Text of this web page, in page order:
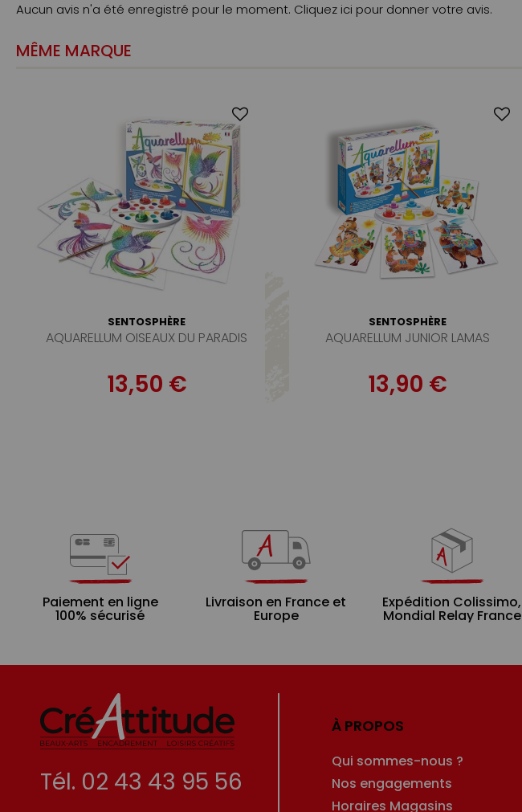
Aucun avis n'a été enregistré pour le moment. Cliquez ici pour donner votre avis.
MÊME MARQUE
SENTOSPHÈRE
AQUARELLUM OISEAUX DU PARADIS
13,50 €
SENTOSPHÈRE
AQUARELLUM JUNIOR LAMAS
13,90 €
Paiement en ligne
100% sécurisé
Livraison en France et
Europe
Expédition Colissimo,
Mondial Relay France
Tél. 02 43 43 95 56
À PROPOS
Qui sommes-nous ?
Nos engagements
Horaires Magasins